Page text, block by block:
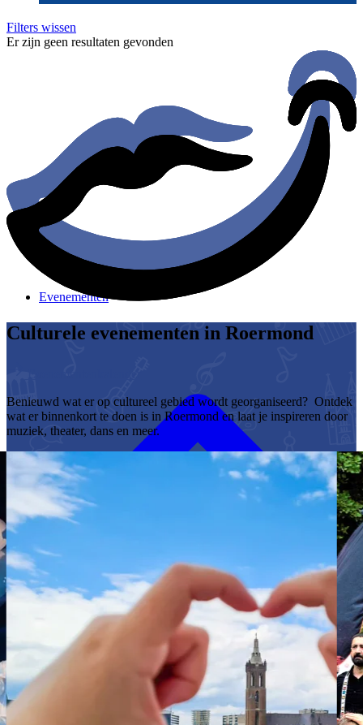
Evenementen
Filters wissen
Er zijn geen resultaten gevonden
Culturele evenementen in Roermond
Benieuwd wat er op cultureel gebied wordt georganiseerd? Ontdek
wat er binnenkort te doen is in Roermond en laat je inspireren door
muziek, theater, dans en meer.